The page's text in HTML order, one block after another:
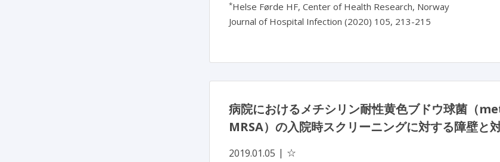
*Helse Førde HF, Center of Health Research, Norway
Journal of Hospital Infection (2020) 105, 213-215
病院におけるメチシリン耐性黄色ブドウ球菌
MRSA）の入院時スクリーニングに対する障壁と
2019.01.05 ☆